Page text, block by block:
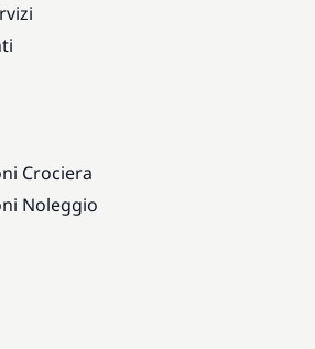
Crociera
Noleggio